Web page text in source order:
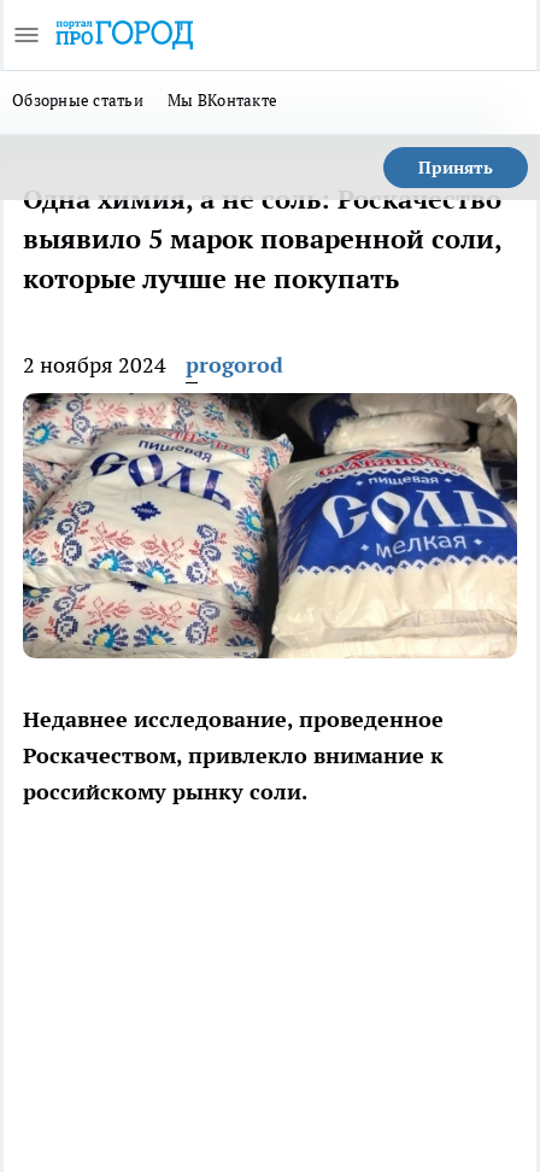
Обзорные статьи Мы ВКонтакте
Принять
Одна химия, а не соль: Роскачество
выявило 5 марок поваренной соли,
которые лучше не покупать
2 ноября 2024 progorod
Недавнее исследование, проведенное
Роскачеством, привлекло внимание к
российскому рынку соли.